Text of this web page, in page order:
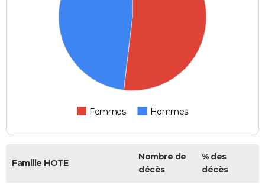
Femmes Hommes
Famille HOTE
Nombre de
décès
% des
décès